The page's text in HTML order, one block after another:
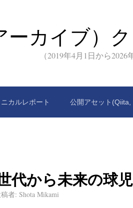
ーカイブ）
（2019年4月1日から
カルレポート 公開アセット(Qiita,
代から未来の球
者: Shota Mikami